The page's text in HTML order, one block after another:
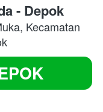
- Depok
Kecamatan